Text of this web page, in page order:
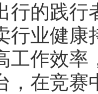
行的践
行业健康
工作效
，在竞赛